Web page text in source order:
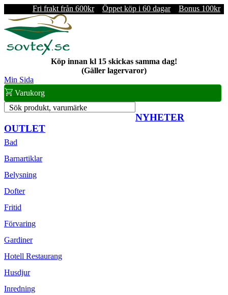
Fri frakt från 600kr Öppet köp i 60 dagar Bonus 100kr
Köp innan kl 15 skickas samma dag!
(Gäller lagervaror)
Min Sida
Varukorg
Sök produkt, varumärke
NYHETER
OUTLET
Bad
Barnartiklar
Belysning
Dofter
Fritid
Förvaring
Gardiner
Hotell Restaurang
Husdjur
Inredning